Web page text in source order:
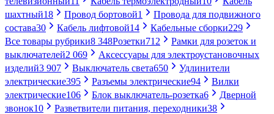
шахтный18 Провод бортовой1
Провода для подвижного
состава30 Кабель лифтовой14 Кабельные сборки229
Все товары рубрики8 348Розетки712
Рамки для розеток и
выключателей2 069
Аксессуары для электроустановочных
изделий3 907 Выключатель света650
Удлинители
электрические395 Разъемы электрические94
Вилки
электрические106 Блок выключатель-розетка6
Дверной
звонок10 Разветвители питания, переходники38